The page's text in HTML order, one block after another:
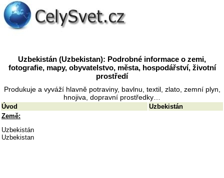
Uzbekistán (Uzbekistan): Podrobné informace o zemi,
fotografie, mapy, obyvatelstvo, města, hospodářství, životní
prostředí
Produkuje a vyváží hlavně potraviny, bavlnu, textil, zlato, zemní plyn,
hnojiva, dopravní prostředky…
Úvod
Uzbekistán
Země:
Uzbekistán
Uzbekistan